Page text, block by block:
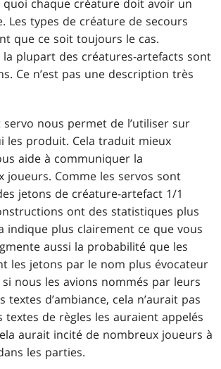
quoi chaque créature doit avoir un
Les types de créature de secours
que ce soit toujours le cas.
la plupart des créatures-artefacts sont
Ce n’est pas une description très
servo nous permet de l’utiliser sur
les produit. Cela traduit mieux
aide à communiquer la
joueurs. Comme les servos sont
jetons de créature-artefact 1/1
ont des statistiques plus
indique plus clairement ce que vous
aussi la probabilité que les
les jetons par le nom plus évocateur
nous les avions nommés par leurs
textes d’ambiance, cela n’aurait pas
textes de règles les auraient appelés
aurait incité de nombreux joueurs à
les parties.